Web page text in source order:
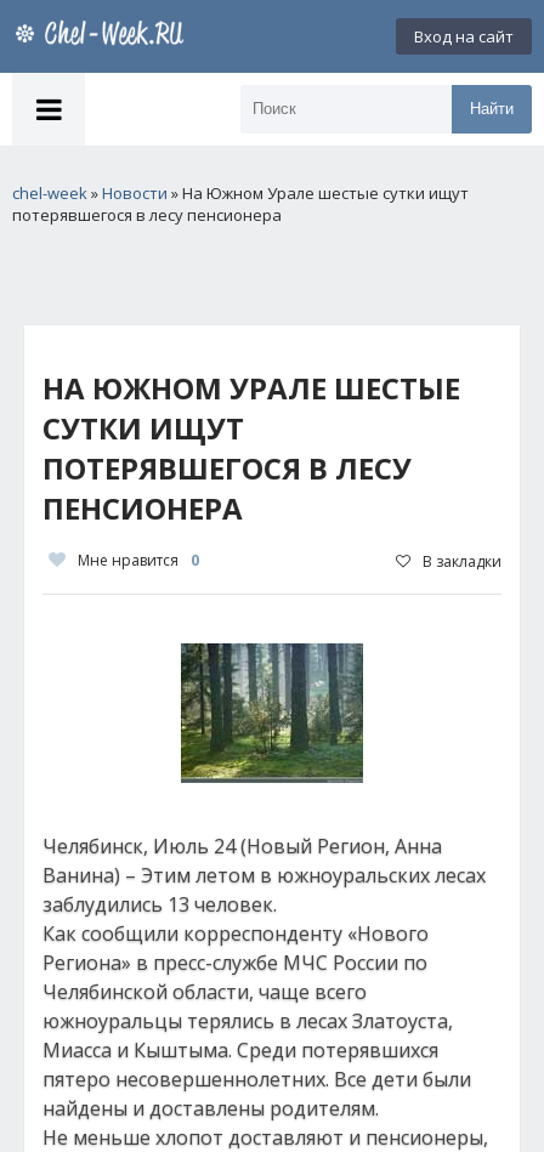
Вход на сайт
Найти
chel-week»Новости » На Южном Урале шестые сутки ищут
потерявшегося в лесу пенсионера
НА ЮЖНОМ УРАЛЕ ШЕСТЫЕ
СУТКИ ИЩУТ
ПОТЕРЯВШЕГОСЯ В ЛЕСУ
ПЕНСИОНЕРА
Мне нравится 0 В закладки
Челябинск, Июль 24 (Новый Регион, Анна
Ванина) – Этим летом в южноуральских лесах
заблудились 13 человек.
Как сообщили корреспонденту «Нового
Региона» в пресс-службе МЧС России по
Челябинской области, чаще всего
южноуральцы терялись в лесах Златоуста,
Миасса и Кыштыма. Среди потерявшихся
пятеро несовершеннолетних. Все дети были
найдены и доставлены родителям.
Не меньше хлопот доставляют и пенсионеры,